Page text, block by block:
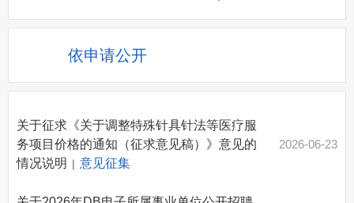
依申请公开
关于征求《关于调整特殊针具针法等医疗服
务项目价格的通知（征求意见稿）》意见的
情况说明 | 意见征集
2026-06-23